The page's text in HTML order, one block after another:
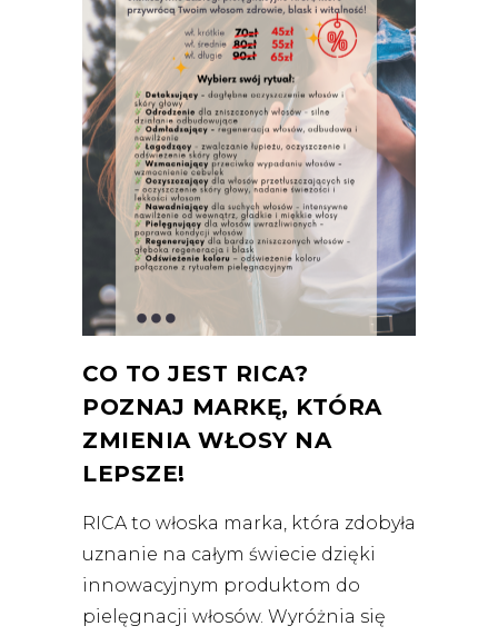
CO TO JEST RICA?
POZNAJ MARKĘ, KTÓRA
ZMIENIA WŁOSY NA
LEPSZE!
RICA to włoska marka, która zdobyła
uznanie na całym świecie dzięki
innowacyjnym produktom do
pielęgnacji włosów. Wyróżnia się